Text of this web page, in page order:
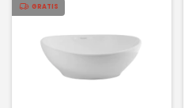
GRATIS